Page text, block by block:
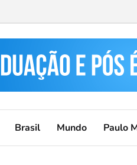
Brasil Mundo Paulo